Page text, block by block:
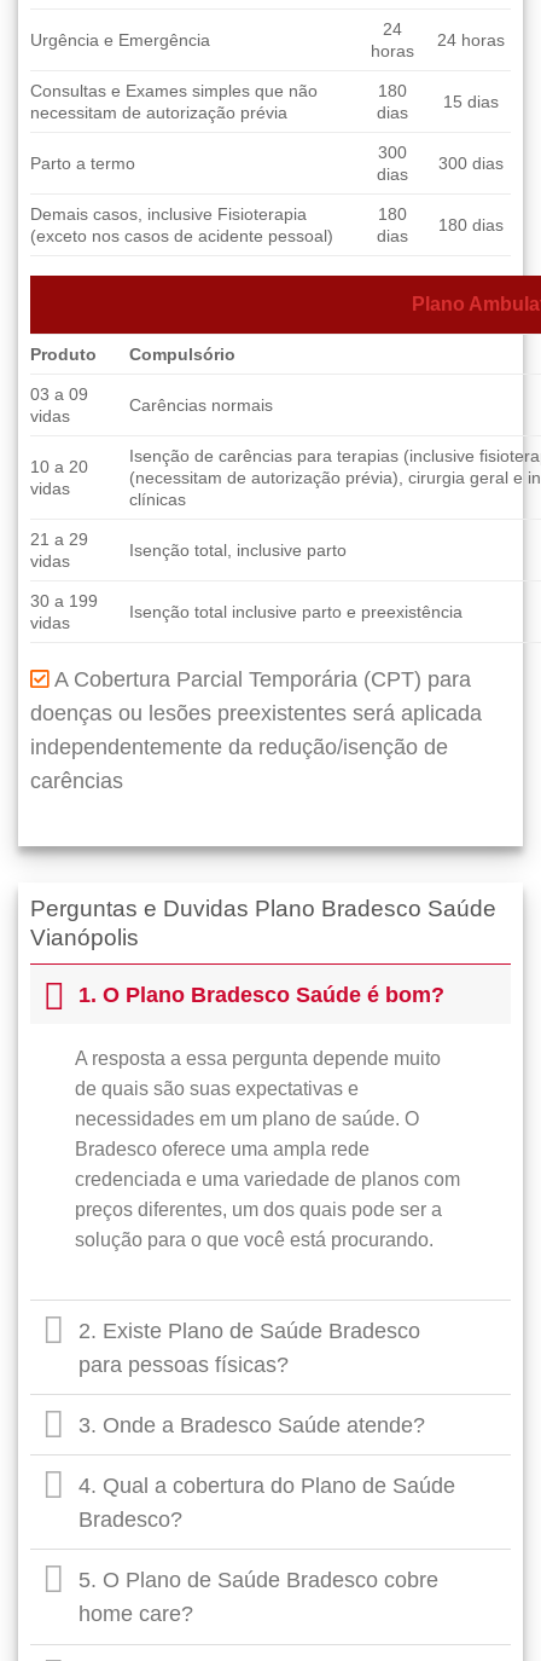
Urgência e Emergência
24
horas
24 horas
Consultas e Exames simples que não
necessitam de autorização prévia
180
dias
15 dias
Parto a termo
300
dias
300 dias
Demais casos, inclusive Fisioterapia
(exceto nos casos de acidente pessoal)
180
dias
180 dias
Plano
Produto Compulsório
03 a 09
vidas
Carências normais
10 a 20
vidas
Isenção de carências para terapias (inclusive
(necessitam de autorização prévia), cirurgia geral e
clínicas
21 a 29
vidas
Isenção total, inclusive parto
30 a 199
vidas
Isenção total inclusive parto e preexistência
A Cobertura Parcial Temporária (CPT) para
doenças ou lesões preexistentes será aplicada
independentemente da redução/isenção de
carências
Perguntas e Duvidas Plano Bradesco Saúde
Vianópolis
1. O Plano Bradesco Saúde é bom?
A resposta a essa pergunta depende muito
de quais são suas expectativas e
necessidades em um plano de saúde. O
Bradesco oferece uma ampla rede
credenciada e uma variedade de planos com
preços diferentes, um dos quais pode ser a
solução para o que você está procurando.
2. Existe Plano de Saúde Bradesco
para pessoas físicas?
3. Onde a Bradesco Saúde atende?
4. Qual a cobertura do Plano de Saúde
Bradesco?
5. O Plano de Saúde Bradesco cobre
home care?